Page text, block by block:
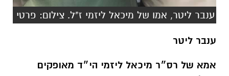
אמא של רס״ר מיכאל ליזמי הי״ד מאופקים
כששמע את היריות, לקח את אקדחו ויצא לכיוון